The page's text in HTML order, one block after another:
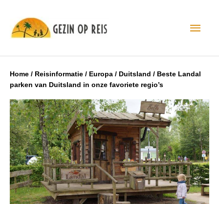
Home / Reisinformatie / Europa / Duitsland / Beste Landal
parken van Duitsland in onze favoriete regio’s